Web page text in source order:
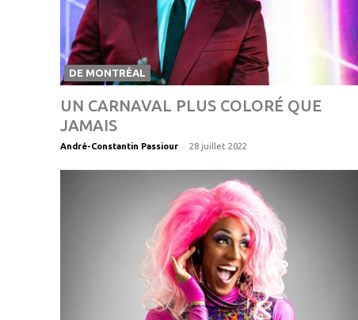
DE MONTRÉAL
UN CARNAVAL PLUS COLORÉ QUE
JAMAIS
André-Constantin Passiour - 28 juillet 2022